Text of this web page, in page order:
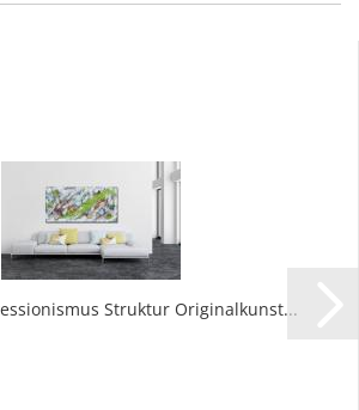
Struk­tur Ori­gi­nal­kunst...